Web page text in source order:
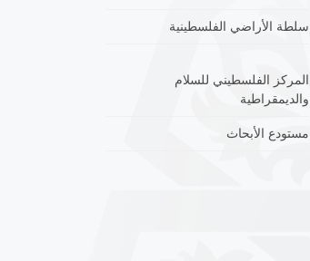
سلطة الأراضي الفلسطينية
المركز الفلسطيني للسلام
والديمقراطية
مستودع الأبحاث